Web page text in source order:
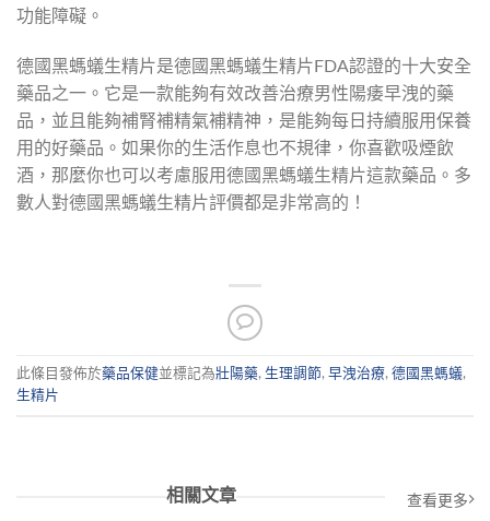
功能障礙。
德國黑螞蟻生精片是德國黑螞蟻生精片FDA認證的十大安全
藥品之一。它是一款能夠有效改善治療男性陽痿早洩的藥
品，並且能夠補腎補精氣補精神，是能夠每日持續服用保養
用的好藥品。如果你的生活作息也不規律，你喜歡吸煙飲
酒，那麼你也可以考慮服用德國黑螞蟻生精片這款藥品。多
數人對德國黑螞蟻生精片評價都是非常高的！
此條目發佈於藥品保健並標記為壯陽藥, 生理調節, 早洩治療, 德國黑螞蟻,
生精片
相關文章 查看更多